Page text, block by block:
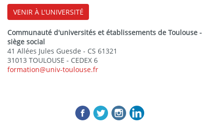
VENIR À L'UNIVERSITÉ
Communauté d'universités et établissements de Toulouse -
siège social
41 Allées Jules Guesde - CS 61321
31013 TOULOUSE - CEDEX 6
formation@univ-toulouse.fr